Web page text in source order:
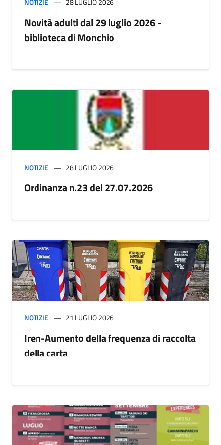
Novità adulti dal 29 luglio 2026 -
biblioteca di Monchio
NOTIZIE 28 LUGLIO 2026
Ordinanza n.23 del 27.07.2026
NOTIZIE 21 LUGLIO 2026
Iren-Aumento della frequenza di raccolta
della carta